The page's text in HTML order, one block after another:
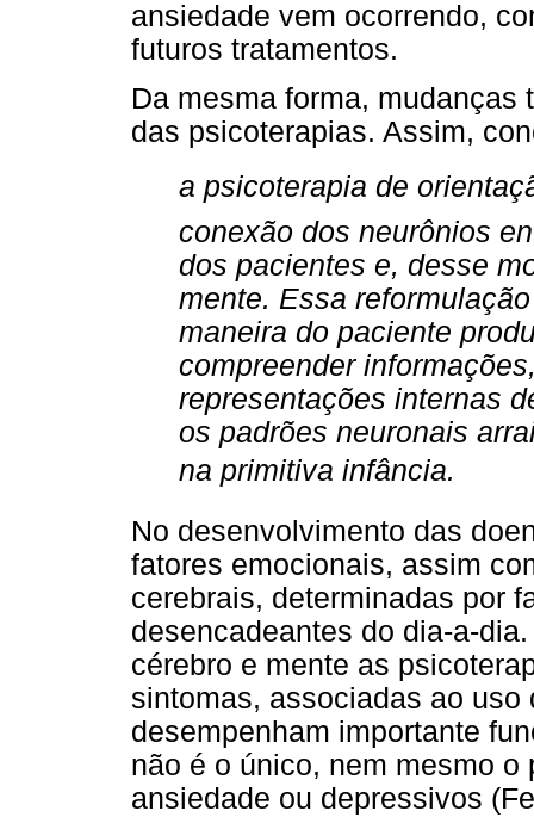
ansiedade vem ocorrendo,
futuros tratamentos.
Da mesma forma, mudanças
das psicoterapias. Assim,
a psicoterapia de
conexão dos neurônios
dos pacientes e, desse
mente. Essa
maneira do paciente
compreender
representações internas
os padrões neuronais
na primitiva infância.
No desenvolvimento das
fatores emocionais, assim
cerebrais, determinadas por
desencadeantes do dia-a-
cérebro e mente as
sintomas, associadas ao
desempenham importante
não é o único, nem mesmo
ansiedade ou depressivos